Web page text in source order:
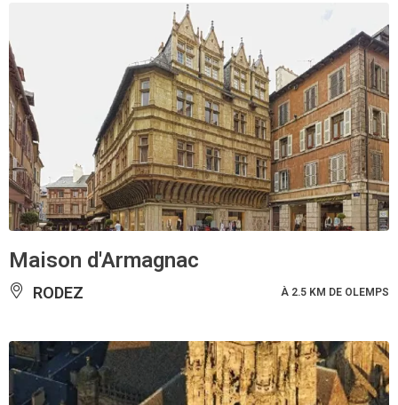
Maison d'Armagnac
RODEZ À 2.5 KM DE OLEMPS